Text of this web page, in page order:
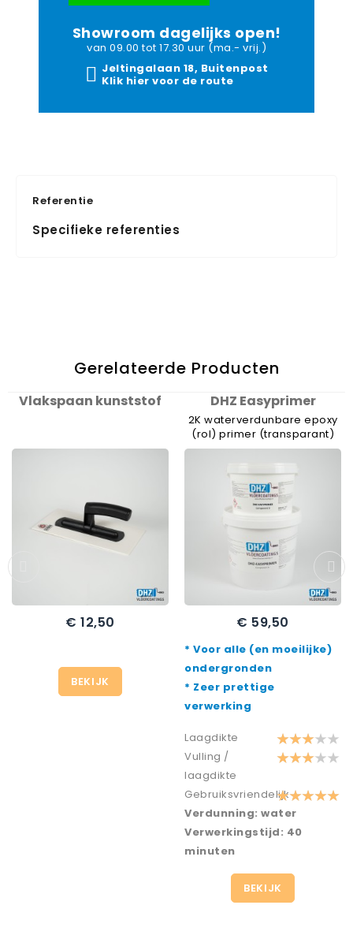
Showroom dagelijks open!
van 09.00 tot 17.30 uur (ma.- vrij.)
Jeltingalaan 18, Buitenpost
Klik hier voor de route
Referentie
Specifieke referenties
Gerelateerde Producten
Vlakspaan kunststof
Prijs
€ 12,50
BEKIJK
DHZ Easyprimer
2K waterverdunbare epoxy
(rol) primer (transparant)
Prijs
€ 59,50
* Voor alle (en moeilijke)
ondergronden
* Zeer prettige
verwerking
Laagdikte
Vulling /
laagdikte
Gebruiksvriendelijk
Verdunning: water
Verwerkingstijd: 40
minuten
BEKIJK